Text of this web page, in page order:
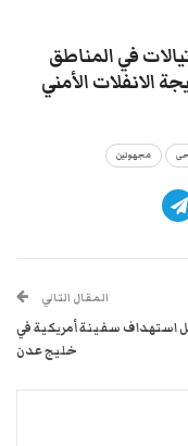
في المناطق
الانفلات الأمني
مجهولين
المقال التالي
استهداف سفينة أمريكية في
خليج عدن